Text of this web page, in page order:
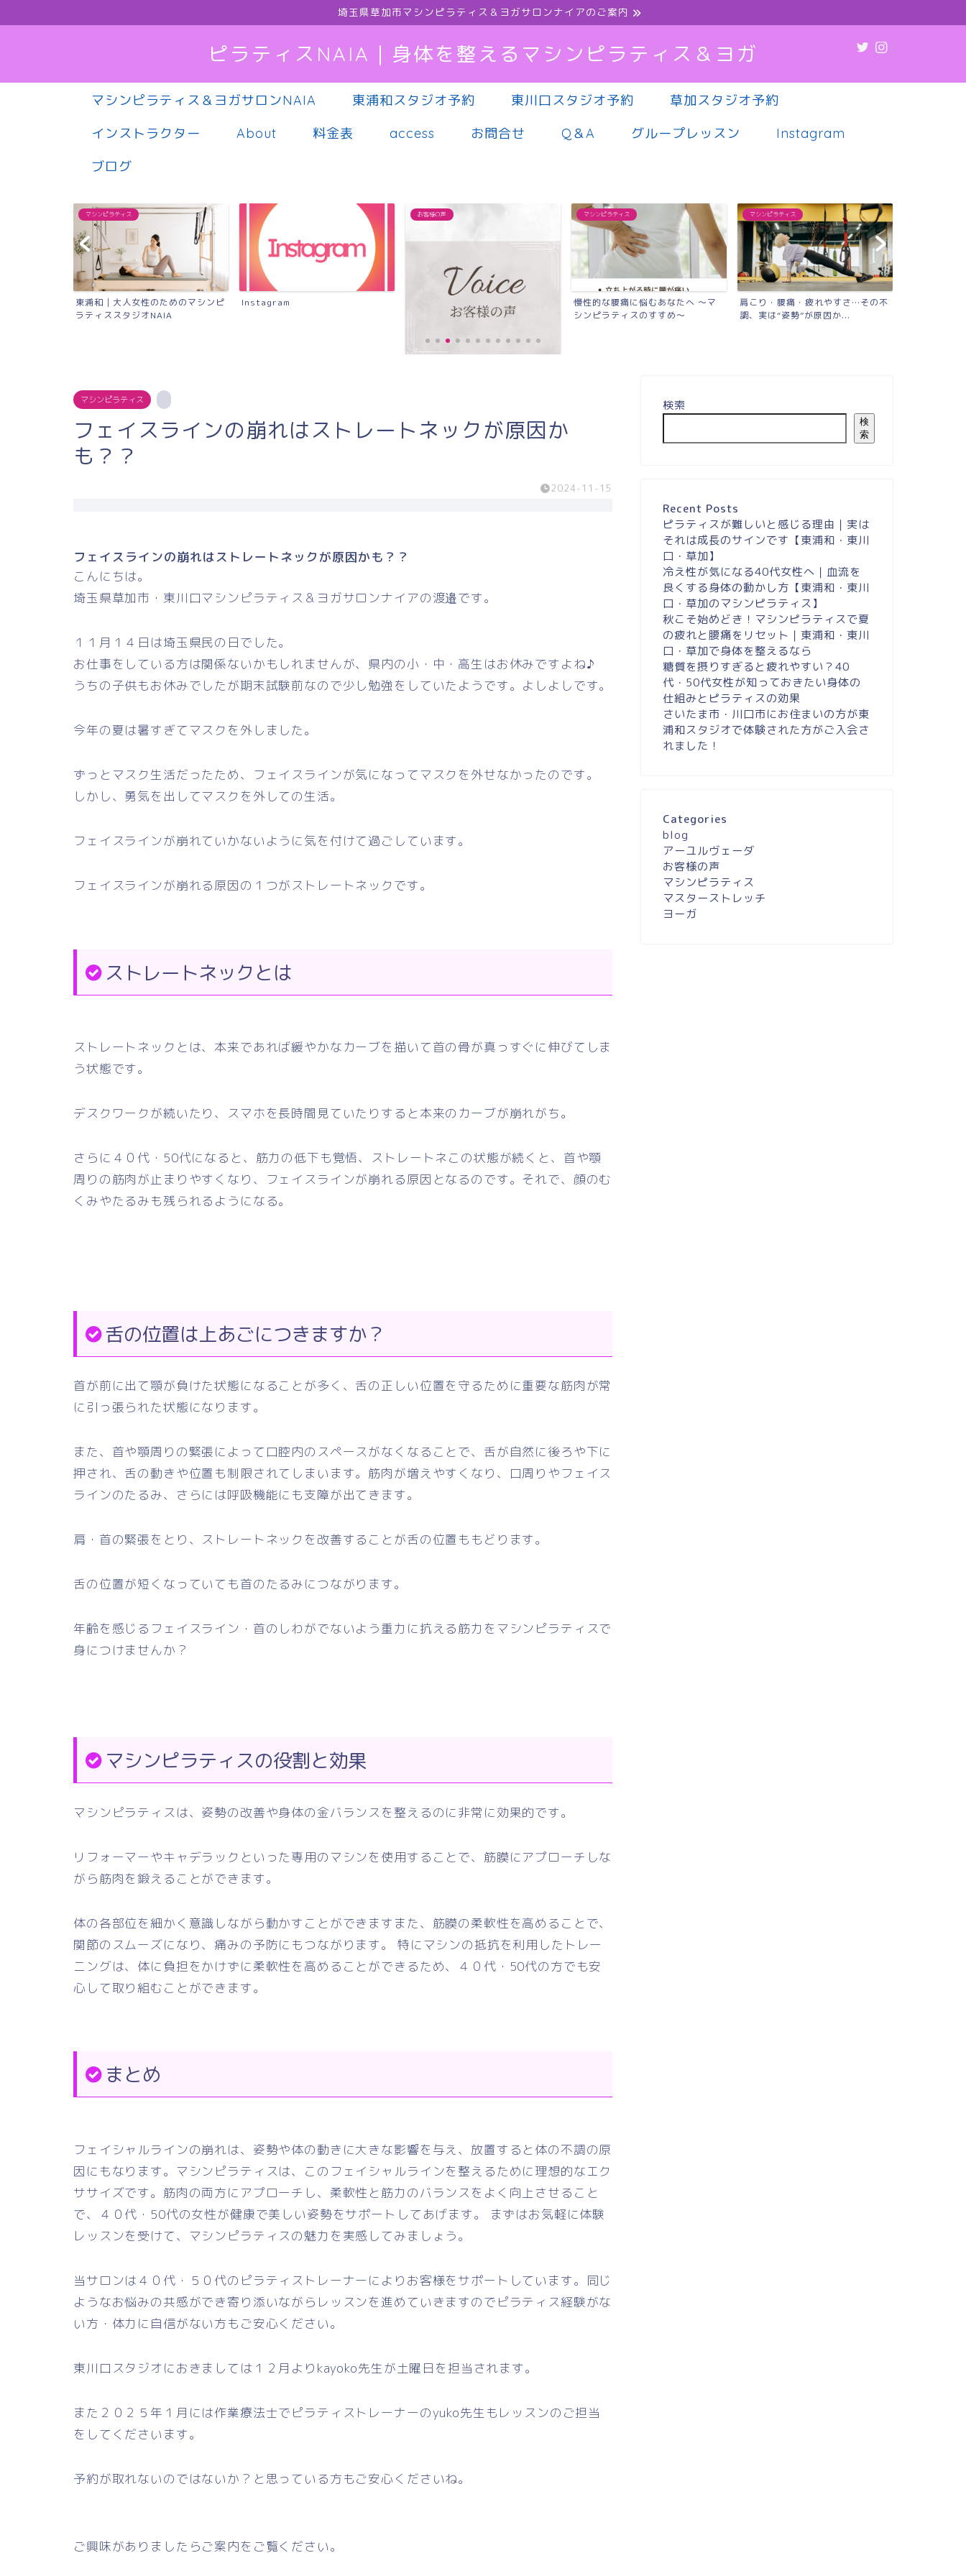
埼玉県草加市マシンピラティス＆ヨガサロンナイアのご案内
ピラティスNAIA｜身体を整えるマシンピラティス＆ヨガ
マシンピラティス＆ヨガサロンNAIA 東浦和スタジオ予約 東川口スタジオ予約
草加スタジオ予約
インストラクター
About 料金表 access お問合せ Q＆A グループレッスン
Instagram
ブログ
マシンピラティス
東浦和｜大人女性のためのマシンピ
ラティススタジオNAIA
Instagram
お客様の声
階段の上り、下りがスムー...
マシンピラティス
慢性的な腰痛に悩むあなたへ 〜マ
シンピラティスのすすめ〜
マシンピラティス
肩こり・腰痛・疲れやすさ…その不
調、実は“姿勢”が原因か...
マシンピラティス
フェイスラインの崩れはストレートネックが原因か
も？？
2024-11-15
フェイスラインの崩れはストレートネックが原因かも？？
こんにちは。
埼玉県草加市・東川口マシンピラティス＆ヨガサロンナイアの渡邉です。
１１月１４日は埼玉県民の日でした。
お仕事をしている方は関係ないかもしれませんが、県内の小・中・高生はお休みですよね♪
うちの子供もお休みでしたが期末試験前なので少し勉強をしていたようです。よしよしです。
今年の夏は暑すぎてマスクを外しました。
ずっとマスク生活だったため、フェイスラインが気になってマスクを外せなかったのです。
しかし、勇気を出してマスクを外しての生活。
フェイスラインが崩れていかないように気を付けて過ごしています。
フェイスラインが崩れる原因の１つがストレートネックです。
ストレートネックとは
ストレートネックとは、本来であれば緩やかなカーブを描いて首の骨が真っすぐに伸びてしま
う状態です。
デスクワークが続いたり、スマホを長時間見ていたりすると本来のカーブが崩れがち。
さらに４０代・50代になると、筋力の低下も覚悟、ストレートネこの状態が続くと、首や顎
周りの筋肉が止まりやすくなり、フェイスラインが崩れる原因となるのです。それで、顔のむ
くみやたるみも残られるようになる。
舌の位置は上あごにつきますか？
首が前に出て顎が負けた状態になることが多く、舌の正しい位置を守るために重要な筋肉が常
に引っ張られた状態になります。
また、首や顎周りの緊張によって口腔内のスペースがなくなることで、舌が自然に後ろや下に
押され、舌の動きや位置も制限されてしまいます。筋肉が増えやすくなり、口周りやフェイス
ラインのたるみ、さらには呼吸機能にも支障が出てきます。
肩・首の緊張をとり、ストレートネックを改善することが舌の位置ももどります。
舌の位置が短くなっていても首のたるみにつながります。
年齢を感じるフェイスライン・首のしわがでないよう重力に抗える筋力をマシンピラティスで
身につけませんか？
マシンピラティスの役割と効果
マシンピラティスは、姿勢の改善や身体の金バランスを整えるのに非常に効果的です。
リフォーマーやキャデラックといった専用のマシンを使用することで、筋膜にアプローチしな
がら筋肉を鍛えることができます。
体の各部位を細かく意識しながら動かすことができますまた、筋膜の柔軟性を高めることで、
関節のスムーズになり、痛みの予防にもつながります。 特にマシンの抵抗を利用したトレー
ニングは、体に負担をかけずに柔軟性を高めることができるため、４０代・50代の方でも安
心して取り組むことができます。
まとめ
フェイシャルラインの崩れは、姿勢や体の動きに大きな影響を与え、放置すると体の不調の原
因にもなります。マシンピラティスは、このフェイシャルラインを整えるために理想的なエク
ササイズです。筋肉の両方にアプローチし、柔軟性と筋力のバランスをよく向上させること
で、４０代・50代の女性が健康で美しい姿勢をサポートしてあげます。 まずはお気軽に体験
レッスンを受けて、マシンピラティスの魅力を実感してみましょう。
当サロンは４０代・５０代のピラティストレーナーによりお客様をサポートしています。同じ
ようなお悩みの共感ができ寄り添いながらレッスンを進めていきますのでピラティス経験がな
い方・体力に自信がない方もご安心ください。
東川口スタジオにおきましては１２月よりkayoko先生が土曜日を担当されます。
また２０２５年１月には作業療法士でピラティストレーナーのyuko先生もレッスンのご担当
をしてくださいます。
予約が取れないのではないか？と思っている方もご安心くださいね。
ご興味がありましたらご案内をご覧ください。
検索
検
索
Recent Posts
ピラティスが難しいと感じる理由｜実は
それは成長のサインです【東浦和・東川
口・草加】
冷え性が気になる40代女性へ｜血流を
良くする身体の動かし方【東浦和・東川
口・草加のマシンピラティス】
秋こそ始めどき！マシンピラティスで夏
の疲れと腰痛をリセット｜東浦和・東川
口・草加で身体を整えるなら
糖質を摂りすぎると疲れやすい？40
代・50代女性が知っておきたい身体の
仕組みとピラティスの効果
さいたま市・川口市にお住まいの方が東
浦和スタジオで体験された方がご入会さ
れました！
Categories
blog
アーユルヴェーダ
お客様の声
マシンピラティス
マスターストレッチ
ヨーガ